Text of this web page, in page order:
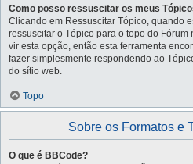
Como posso ressuscitar os meus
Clicando em Ressuscitar Tópico, quando
ressuscitar o Tópico para o topo do
vir esta opção, então esta ferramenta
fazer simplesmente respondendo ao
do sítio web.
Topo
Sobre os Formatos e
O que é BBCode?